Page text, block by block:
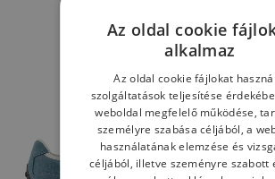
Az oldal cookie
alkalmaz
Az oldal cookie fájlokat
szolgáltatások teljesítése
weboldal megfelelő működése,
személyre szabása céljából, a
használatának elemzése és
céljából, illetve szeményre szabott